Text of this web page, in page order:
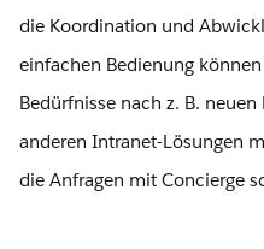
die Koordination und
einfachen Bedienung
Bedürfnisse nach z. B.
anderen Intranet-Lösungen
die Anfragen mit Concierge